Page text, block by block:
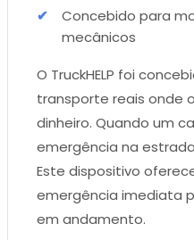
Concebido para
mecânicos
O TruckHELP foi
transporte reais onde
dinheiro. Quando um
emergência na
Este dispositivo
emergência imediata
em andamento.